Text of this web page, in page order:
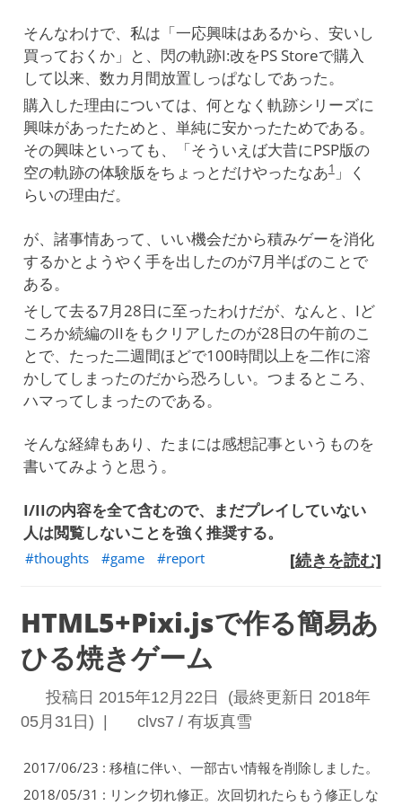
そんなわけで、私は「一応興味はあるから、安いし
買っておくか」と、閃の軌跡I:改をPS Storeで購入
して以来、数カ月間放置しっぱなしであった。
購入した理由については、何となく軌跡シリーズに
興味があったためと、単純に安かったためである。
その興味といっても、「そういえば大昔にPSP版の
空の軌跡の体験版をちょっとだけやったなあ1」く
らいの理由だ。
が、諸事情あって、いい機会だから積みゲーを消化
するかとようやく手を出したのが7月半ばのことで
ある。
そして去る7月28日に至ったわけだが、なんと、Iど
ころか続編のIIをもクリアしたのが28日の午前のこ
とで、たった二週間ほどで100時間以上を二作に溶
かしてしまったのだから恐ろしい。つまるところ、
ハマってしまったのである。
そんな経緯もあり、たまには感想記事というものを
書いてみようと思う。
I/IIの内容を全て含むので、まだプレイしていない
人は閲覧しないことを強く推奨する。
[続きを読む]
thoughts game report
HTML5+Pixi.jsで作る簡易あ
ひる焼きゲーム
投稿日 2015年12月22日 (最終更新日 2018年
05月31日) |
clvs7 / 有坂真雪
2017/06/23 : 移植に伴い、一部古い情報を削除しました。
2018/05/31 : リンク切れ修正。次回切れたらもう修正しな